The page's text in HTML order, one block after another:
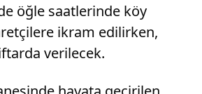
öğle saatlerinde köy
ikram edilirken,
verilecek.